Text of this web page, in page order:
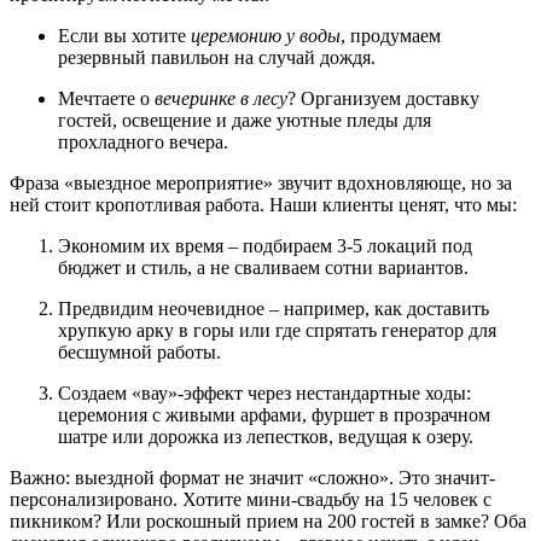
Если вы хотите церемонию у воды, продумаем
резервный павильон на случай дождя.
Мечтаете о вечеринке в лесу? Организуем доставку
гостей, освещение и даже уютные пледы для
прохладного вечера.
Фраза «выездное мероприятие» звучит вдохновляюще, но за
ней стоит кропотливая работа. Наши клиенты ценят, что мы:
Экономим их время – подбираем 3-5 локаций под
бюджет и стиль, а не сваливаем сотни вариантов.
Предвидим неочевидное – например, как доставить
хрупкую арку в горы или где спрятать генератор для
бесшумной работы.
Создаем «вау»-эффект через нестандартные ходы:
церемония с живыми арфами, фуршет в прозрачном
шатре или дорожка из лепестков, ведущая к озеру.
Важно: выездной формат не значит «сложно». Это значит-
персонализировано. Хотите мини-свадьбу на 15 человек с
пикником? Или роскошный прием на 200 гостей в замке? Оба